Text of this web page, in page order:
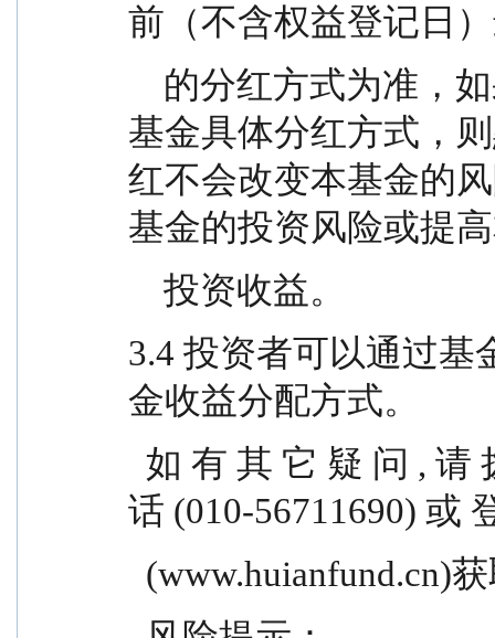
前（不含权益登记日
基金具体分红方式，
红不会改变本基金的
基金的投资风险或提
    投资收益。
3.4 投资者可以通过基
金收益分配方式。
话 (010-56711690) 或
(www.huianfund.cn)